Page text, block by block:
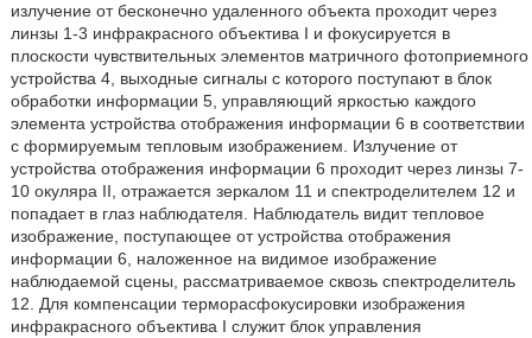
излучение от бесконечно удаленного объекта проходит через
линзы 1-3 инфракрасного объектива I и фокусируется в
плоскости чувствительных элементов матричного фотоприемного
устройства 4, выходные сигналы с которого поступают в блок
обработки информации 5, управляющий яркостью каждого
элемента устройства отображения информации 6 в соответствии
с формируемым тепловым изображением. Излучение от
устройства отображения информации 6 проходит через линзы 7-
10 окуляра II, отражается зеркалом 11 и спектроделителем 12 и
попадает в глаз наблюдателя. Наблюдатель видит тепловое
изображение, поступающее от устройства отображения
информации 6, наложенное на видимое изображение
наблюдаемой сцены, рассматриваемое сквозь спектроделитель
12. Для компенсации терморасфокусировки изображения
инфракрасного объектива I служит блок управления